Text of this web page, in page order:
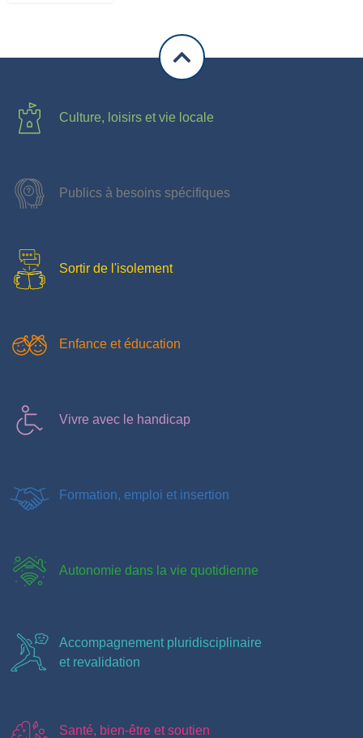
Culture, loisirs et vie locale
Publics à besoins spécifiques
Sortir de l'isolement
Enfance et éducation
Vivre avec le handicap
Formation, emploi et insertion
Autonomie dans la vie quotidienne
Accompagnement pluridisciplinaire
et revalidation
Santé, bien-être et soutien